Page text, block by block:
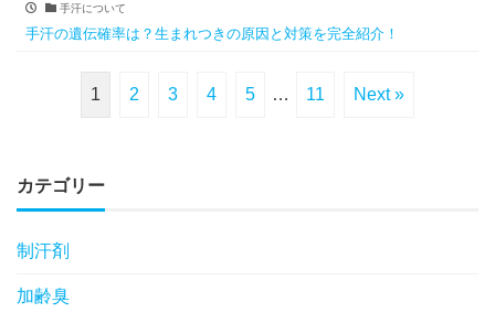
手汗について
手汗の遺伝確率は？生まれつきの原因と対策を完全紹介！
1 2 3 4 5 … 11 Next »
カテゴリー
制汗剤
加齢臭